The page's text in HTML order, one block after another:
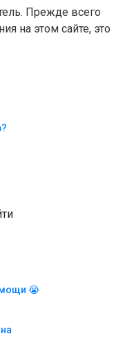
Прежде всего
на этом сайте, это
😭